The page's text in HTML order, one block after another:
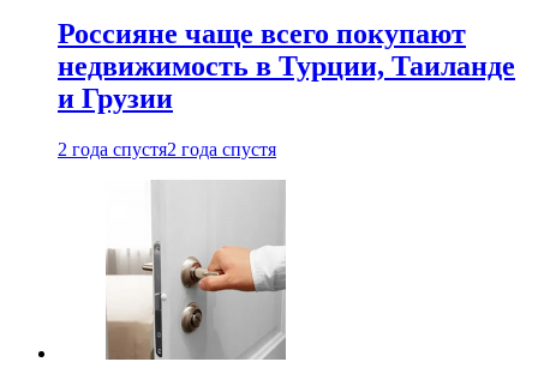
Россияне чаще всего покупают
недвижимость в Турции, Таиланде
и Грузии
2 года спустя2 года спустя